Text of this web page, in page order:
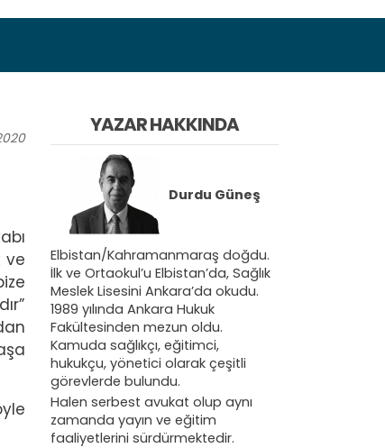
ve
YAZAR HAKKINDA
Durdu Güneş
Elbistan/Kahramanmaraş doğdu.
İlk ve Ortaokul’u Elbistan’da, Sağlık
Meslek Lisesini Ankara’da okudu.
1989 yılında Ankara Hukuk
Fakültesinden mezun oldu.
Kamuda sağlıkçı, eğitimci,
hukukçu, yönetici olarak çeşitli
görevlerde bulundu.
Halen serbest avukat olup aynı
zamanda yayın ve eğitim
faaliyetlerini sürdürmektedir.